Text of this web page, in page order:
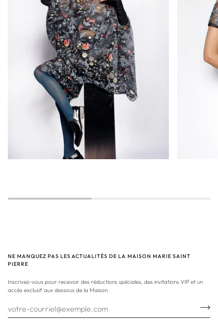
NE MANQUEZ PAS LES ACTUALITÉS DE LA MAISON MARIE SAINT
PIERRE
Inscrivez-vous pour recevoir des réductions spéciales, des invitations VIP et un
accès exclusif aux dessous de la Maison